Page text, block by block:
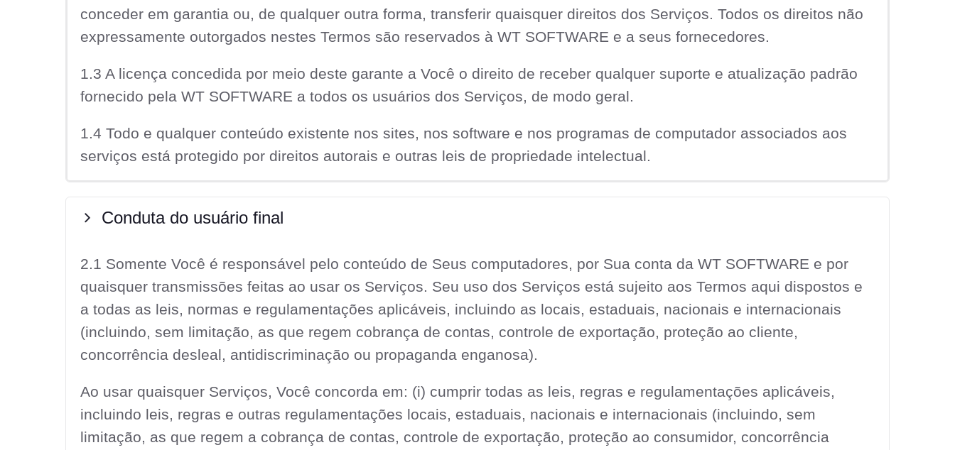
conceder em garantia ou, de qualquer outra forma, transferir quaisquer direitos dos Serviços. Todos os direitos não
expressamente outorgados nestes Termos são reservados à WT SOFTWARE e a seus fornecedores.
1.3 A licença concedida por meio deste garante a Você o direito de receber qualquer suporte e atualização padrão
fornecido pela WT SOFTWARE a todos os usuários dos Serviços, de modo geral.
1.4 Todo e qualquer conteúdo existente nos sites, nos software e nos programas de computador associados aos
serviços está protegido por direitos autorais e outras leis de propriedade intelectual.
Conduta do usuário final
2.1 Somente Você é responsável pelo conteúdo de Seus computadores, por Sua conta da WT SOFTWARE e por
quaisquer transmissões feitas ao usar os Serviços. Seu uso dos Serviços está sujeito aos Termos aqui dispostos e
a todas as leis, normas e regulamentações aplicáveis, incluindo as locais, estaduais, nacionais e internacionais
(incluindo, sem limitação, as que regem cobrança de contas, controle de exportação, proteção ao cliente,
concorrência desleal, antidiscriminação ou propaganda enganosa).
Ao usar quaisquer Serviços, Você concorda em: (i) cumprir todas as leis, regras e regulamentações aplicáveis,
incluindo leis, regras e outras regulamentações locais, estaduais, nacionais e internacionais (incluindo, sem
limitação, as que regem a cobrança de contas, controle de exportação, proteção ao consumidor, concorrência